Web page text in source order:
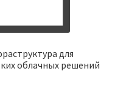
для
облачных решений